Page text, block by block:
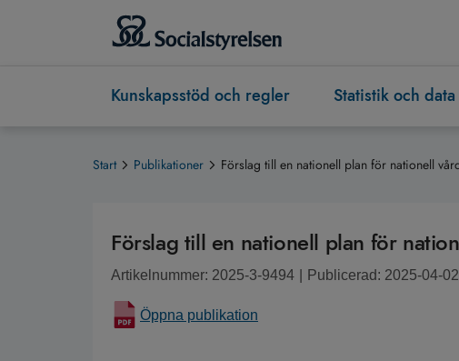
Kunskapsstöd och regler Statistik och data
Start Publikationer Förslag till en nationell plan för nationell
Förslag till en nationell plan för
Artikelnummer: 2025-3-9494 Publicerad: 2025-04-02
Öppna publikation